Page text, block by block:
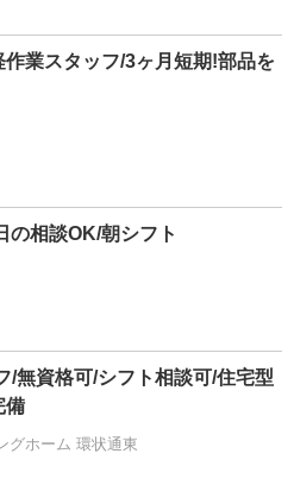
業スタッフ/3ヶ月短期!部品を
の相談OK/朝シフト
/無資格可/シフト相談可/住宅型
備
グホーム 環状通東